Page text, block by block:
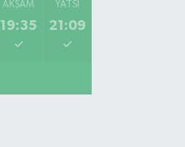
AKŞAM
19:35
YATSI
21:09